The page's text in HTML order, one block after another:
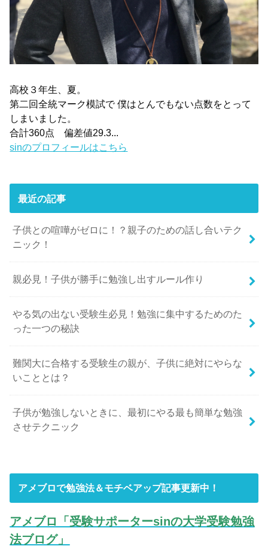
高校３年生、夏。
第二回全統マーク模試で 僕はとんでもない点数をとって
しまいました。
合計360点 偏差値29.3...
sinのプロフィールはこちら
最近の記事
子供との喧嘩がゼロに！？親子のための話し合いテク
ニック！
親必見！子供が勝手に勉強し出すルール作り
やる気の出ない受験生必見！勉強に集中するためのた
った一つの秘訣
難関大に合格する受験生の親が、子供に絶対にやらな
いこととは？
子供が勉強しないときに、最初にやる最も簡単な勉強
させテクニック
アメブロで勉強法＆モチベアップ記事更新中！
アメブロ「受験サポーターsinの大学受験勉強
法ブログ」